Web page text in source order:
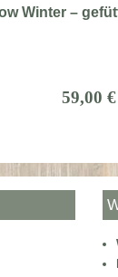
Winter –
59,00 €